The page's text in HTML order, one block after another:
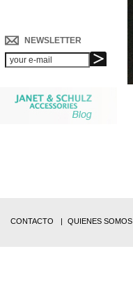
NEWSLETTER
CONTACTO QUIENES SOMOS